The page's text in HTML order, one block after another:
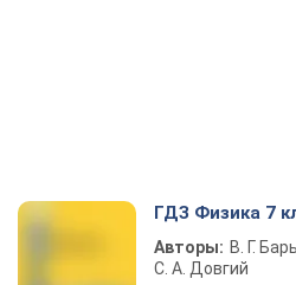
ГДЗ Физика 7
Авторы: В. Г.
С. А. Довгий